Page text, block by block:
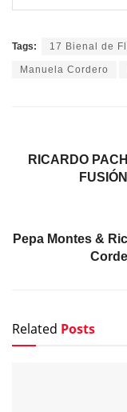
Tags: 17 Bienal de
Manuela Cordero
RICARDO
Pepa Montes &
Related Posts